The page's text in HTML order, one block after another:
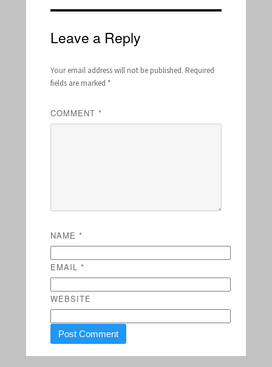
Leave a Reply
Your email address will not be published. Required
fields are marked *
COMMENT *
NAME *
EMAIL *
WEBSITE